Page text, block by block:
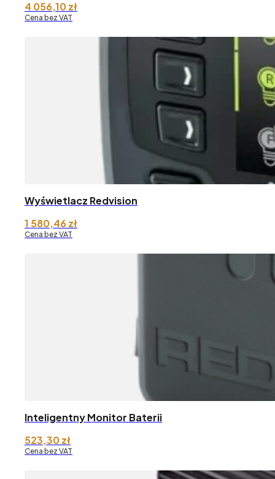
4 056,10zł
Cena bez VAT
Wyświetlacz Redvision
1 580,46zł
Cena bez VAT
Inteligentny Monitor Baterii
523,30zł
Cena bez VAT